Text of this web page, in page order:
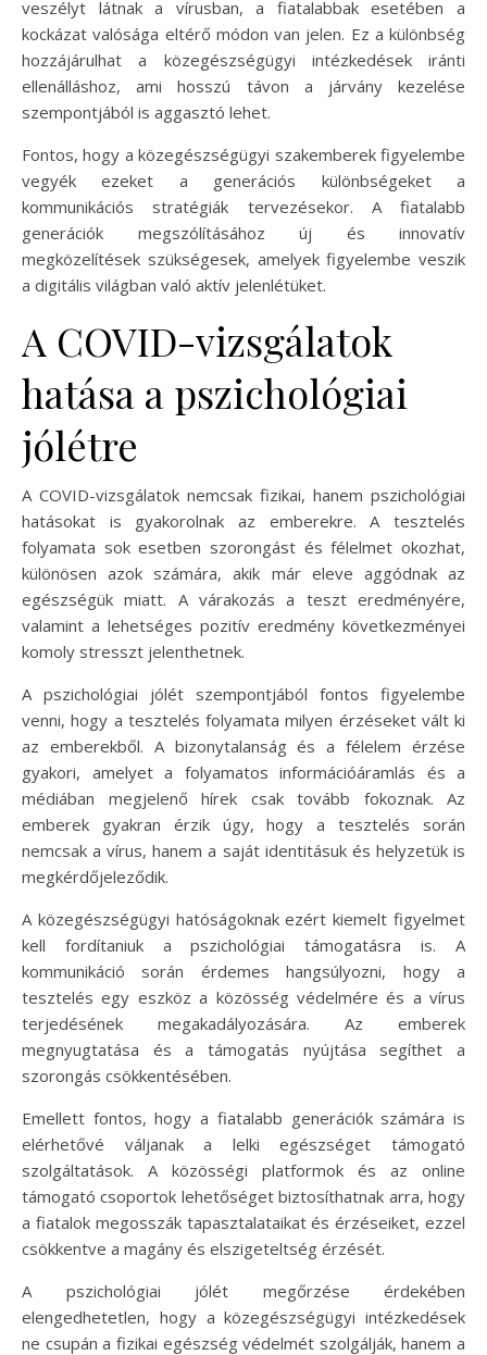
veszélyt látnak a vírusban, a fiatalabbak esetében a
kockázat valósága eltérő módon van jelen. Ez a különbség
hozzájárulhat a közegészségügyi intézkedések iránti
ellenálláshoz, ami hosszú távon a járvány kezelése
szempontjából is aggasztó lehet.
Fontos, hogy a közegészségügyi szakemberek figyelembe
vegyék ezeket a generációs különbségeket a
kommunikációs stratégiák tervezésekor. A fiatalabb
generációk megszólításához új és innovatív
megközelítések szükségesek, amelyek figyelembe veszik
a digitális világban való aktív jelenlétüket.
A COVID-vizsgálatok
hatása a pszichológiai
jólétre
A COVID-vizsgálatok nemcsak fizikai, hanem pszichológiai
hatásokat is gyakorolnak az emberekre. A tesztelés
folyamata sok esetben szorongást és félelmet okozhat,
különösen azok számára, akik már eleve aggódnak az
egészségük miatt. A várakozás a teszt eredményére,
valamint a lehetséges pozitív eredmény következményei
komoly stresszt jelenthetnek.
A pszichológiai jólét szempontjából fontos figyelembe
venni, hogy a tesztelés folyamata milyen érzéseket vált ki
az emberekből. A bizonytalanság és a félelem érzése
gyakori, amelyet a folyamatos információáramlás és a
médiában megjelenő hírek csak tovább fokoznak. Az
emberek gyakran érzik úgy, hogy a tesztelés során
nemcsak a vírus, hanem a saját identitásuk és helyzetük is
megkérdőjeleződik.
A közegészségügyi hatóságoknak ezért kiemelt figyelmet
kell fordítaniuk a pszichológiai támogatásra is. A
kommunikáció során érdemes hangsúlyozni, hogy a
tesztelés egy eszköz a közösség védelmére és a vírus
terjedésének megakadályozására. Az emberek
megnyugtatása és a támogatás nyújtása segíthet a
szorongás csökkentésében.
Emellett fontos, hogy a fiatalabb generációk számára is
elérhetővé váljanak a lelki egészséget támogató
szolgáltatások. A közösségi platformok és az online
támogató csoportok lehetőséget biztosíthatnak arra, hogy
a fiatalok megosszák tapasztalataikat és érzéseiket, ezzel
csökkentve a magány és elszigeteltség érzését.
A pszichológiai jólét megőrzése érdekében
elengedhetetlen, hogy a közegészségügyi intézkedések
ne csupán a fizikai egészség védelmét szolgálják, hanem a